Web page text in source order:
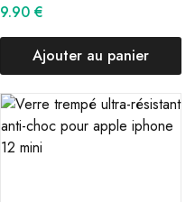
9.90 €
Ajouter au panier